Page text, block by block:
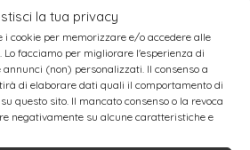
la tua privacy
i cookie per memorizzare e/o accedere alle
facciamo per migliorare l'esperienza di
(non) personalizzati. Il consenso a
di elaborare dati quali il comportamento di
questo sito. Il mancato consenso o la revoca
negativamente su alcune caratteristiche e